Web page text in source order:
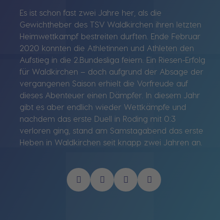
Es ist schon fast zwei Jahre her, als die
Gewichtheber des TSV Waldkirchen ihren letzten
Heimwettkampf bestreiten durften. Ende Februar
2020 konnten die Athletinnen und Athleten den
Aufstieg in die 2.Bundesliga feiern. Ein Riesen-Erfolg
für Waldkirchen – doch aufgrund der Absage der
vergangenen Saison erhielt die Vorfreude auf
dieses Abenteuer einen Dämpfer. In diesem Jahr
gibt es aber endlich wieder Wettkämpfe und
nachdem das erste Duell in Roding mit 0:3
verloren ging, stand am Samstagabend das erste
Heben in Waldkirchen seit knapp zwei Jahren an.